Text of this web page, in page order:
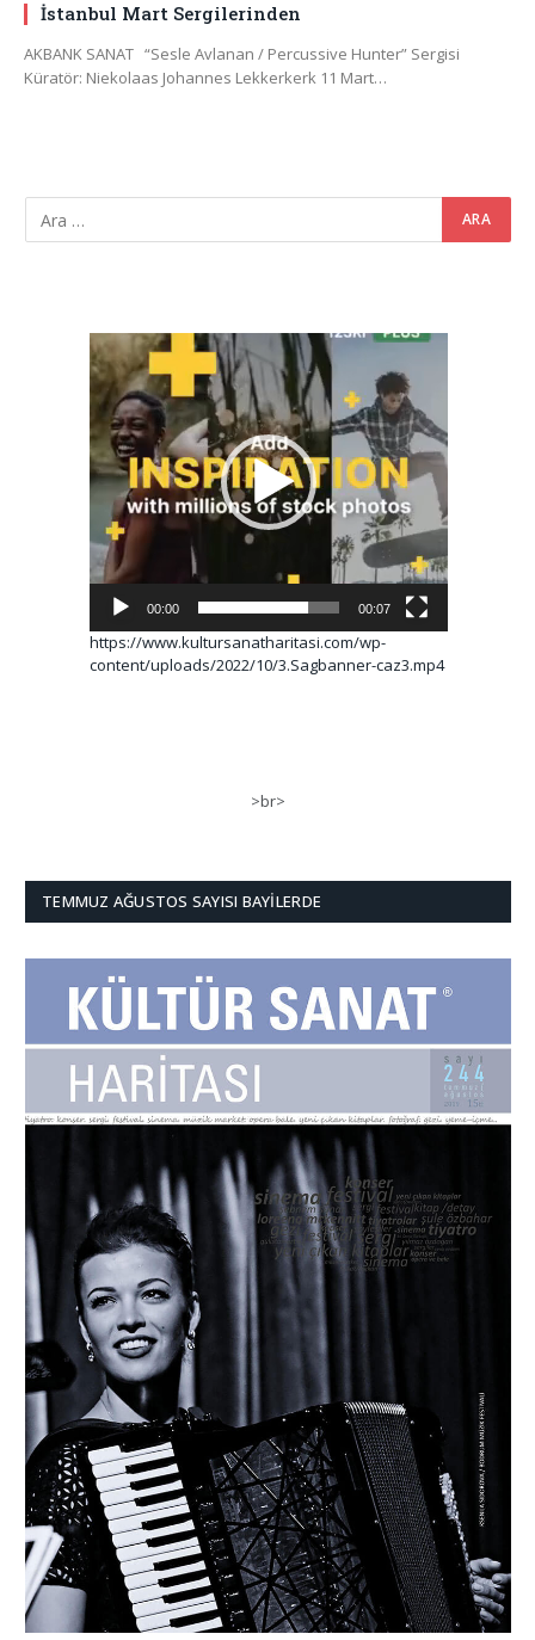
İstanbul Mart Sergilerinden
AKBANK SANAT “Sesle Avlanan / Percussive Hunter” Sergisi
Küratör: Niekolaas Johannes Lekkerkerk 11 Mart…
Video
oynatıcı
00:00 00:07
https://www.kultursanatharitasi.com/wp-
content/uploads/2022/10/3.Sagbanner-caz3.mp4
>br>
TEMMUZ AĞUSTOS SAYISI BAYILERDE